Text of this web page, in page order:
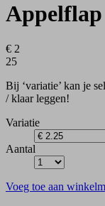
Appelflap
€ 2
25
Bij ‘variatie’ kan je
/ klaar leggen!
Variatie
Aantal
Voeg toe aan